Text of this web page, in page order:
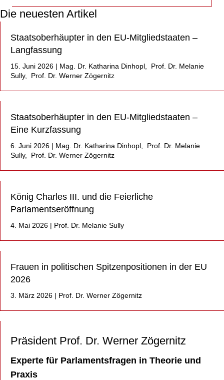
Die neuesten Artikel
Staatsoberhäupter in den EU-Mitgliedstaaten –
Langfassung
15. Juni 2026 | Mag. Dr. Katharina Dinhopl
Prof. Dr. Melanie
Sully, Prof. Dr. Werner Zögernitz
Staatsoberhäupter in den EU-Mitgliedstaaten –
Eine Kurzfassung
6. Juni 2026 | Mag. Dr. Katharina Dinhopl
Prof. Dr. Melanie
Sully, Prof. Dr. Werner Zögernitz
König Charles III. und die Feierliche
Parlamentseröffnung
4. Mai 2026 | Prof. Dr. Melanie Sully
Frauen in politischen Spitzenpositionen in der EU
2026
3. März 2026 | Prof. Dr. Werner Zögernitz
Präsident Prof. Dr. Werner Zögernitz
Experte für Parlamentsfragen in Theorie und
Praxis